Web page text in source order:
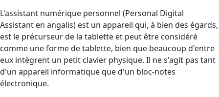
L'assistant numérique personnel (Personal Digital
Assistant en angalis) est un appareil qui, à bien des égards,
est le précurseur de la tablette et peut être considéré
comme une forme de tablette, bien que beaucoup d'entre
eux intègrent un petit clavier physique. Il ne s'agit pas tant
d'un appareil informatique que d'un bloc-notes
électronique.